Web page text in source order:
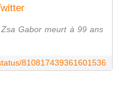
Gabor meurt à 99 ans
810817439361601536